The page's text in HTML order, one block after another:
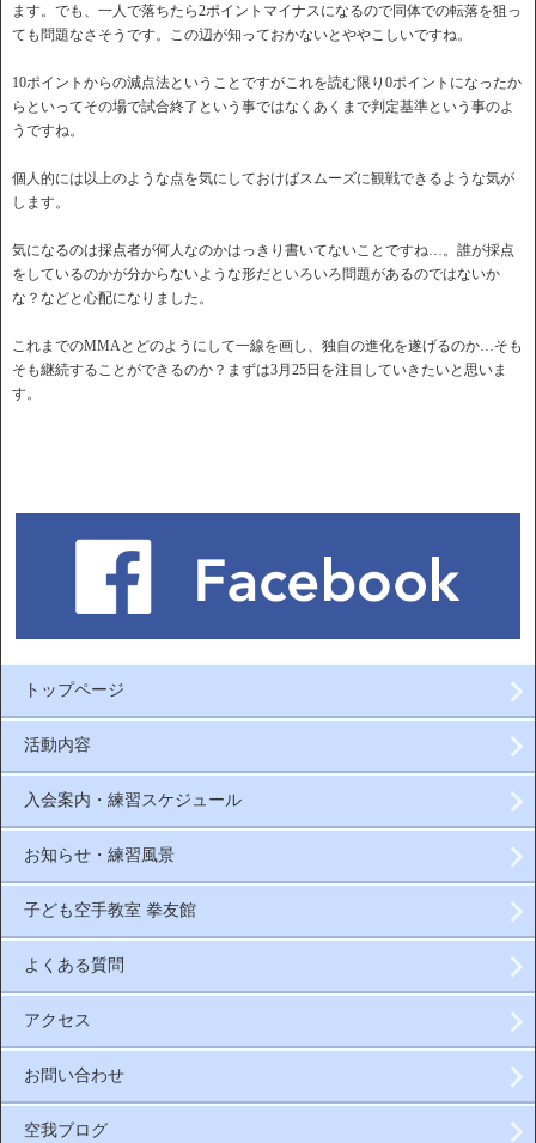
ます。でも、一人で落ちたら2ポイントマイナスになるので同体での転落を狙っ
ても問題なさそうです。この辺が知っておかないとややこしいですね。
10ポイントからの減点法ということですがこれを読む限り0ポイントになったか
らといってその場で試合終了という事ではなくあくまで判定基準という事のよ
うですね。
個人的には以上のような点を気にしておけばスムーズに観戦できるような気が
します。
気になるのは採点者が何人なのかはっきり書いてないことですね…。誰が採点
をしているのかが分からないような形だといろいろ問題があるのではないか
な？などと心配になりました。
これまでのMMAとどのようにして一線を画し、独自の進化を遂げるのか…そも
そも継続することができるのか？まずは3月25日を注目していきたいと思いま
す。
トップページ
活動内容
入会案内・練習スケジュール
お知らせ・練習風景
子ども空手教室 拳友館
よくある質問
アクセス
お問い合わせ
空我ブログ